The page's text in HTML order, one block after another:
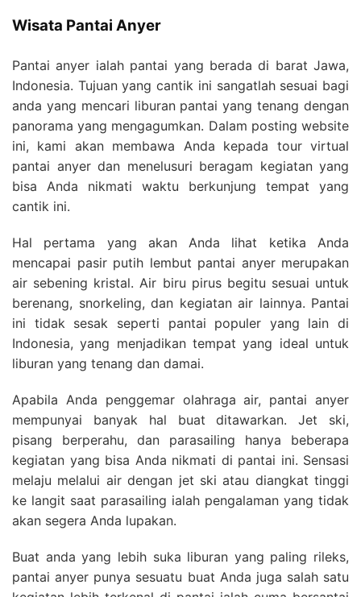
Wisata Pantai Anyer
Pantai anyer ialah pantai yang berada di barat Jawa,
Indonesia. Tujuan yang cantik ini sangatlah sesuai bagi
anda yang mencari liburan pantai yang tenang dengan
panorama yang mengagumkan. Dalam posting website
ini, kami akan membawa Anda kepada tour virtual
pantai anyer dan menelusuri beragam kegiatan yang
bisa Anda nikmati waktu berkunjung tempat yang
cantik ini.
Hal pertama yang akan Anda lihat ketika Anda
mencapai pasir putih lembut pantai anyer merupakan
air sebening kristal. Air biru pirus begitu sesuai untuk
berenang, snorkeling, dan kegiatan air lainnya. Pantai
ini tidak sesak seperti pantai populer yang lain di
Indonesia, yang menjadikan tempat yang ideal untuk
liburan yang tenang dan damai.
Apabila Anda penggemar olahraga air, pantai anyer
mempunyai banyak hal buat ditawarkan. Jet ski,
pisang berperahu, dan parasailing hanya beberapa
kegiatan yang bisa Anda nikmati di pantai ini. Sensasi
melaju melalui air dengan jet ski atau diangkat tinggi
ke langit saat parasailing ialah pengalaman yang tidak
akan segera Anda lupakan.
Buat anda yang lebih suka liburan yang paling rileks,
pantai anyer punya sesuatu buat Anda juga salah satu